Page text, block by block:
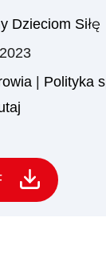
Dzieciom Siłę
| Polityka